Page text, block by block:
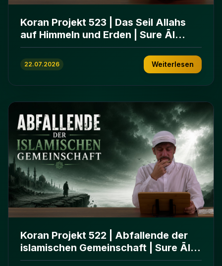
Koran Projekt 523 | Das Seil Allahs
auf Himmeln und Erden | Sure Āl
ʿImrān 103-112
22.07.2026 Weiterlesen
Koran Projekt 522 | Abfallende der
islamischen Gemeinschaft | Sure Āl
ʿImrān 86-102